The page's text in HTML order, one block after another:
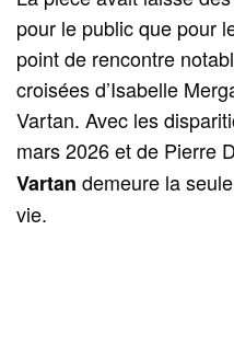
pour le public que pour
point de rencontre
croisées d’Isabelle
Vartan. Avec les
mars 2026 et de Pierre
Vartan demeure la
vie.